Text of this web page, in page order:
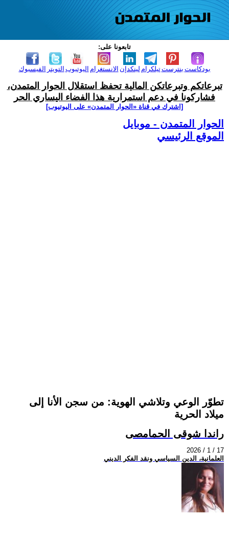
تابعونا على:
الفيسبوك التويتر اليوتيوب الانستغرام لينكدإن تيلكرامبنترست بودكاست
تبرعاتكم وتبرعاتكن المالية تحفظ استقلال الحوار المتمدن،
فشاركونا في دعم استمرارية هذا الفضاء اليساري الحر
[اشترك في قناة ‫«الحوار المتمدن» على اليوتيوب]
الحوار المتمدن - موبايل
الموقع الرئيسي
تطوّر الوعي وتلاشي الهوية: من سجن الأنا إلى
ميلاد الحرية
راندا شوقى الحمامصى
2026 / 1 / 17
العلمانية، الدين السياسي ونقد الفكر الديني